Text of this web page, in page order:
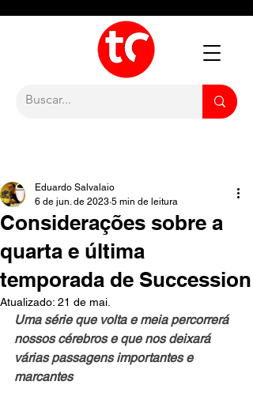
Considerações sobre a
quarta e última
temporada de Succession
Eduardo Salvalaio
6 de jun. de 2023 5 min de leitura
Atualizado: 21 de mai.
Uma série que volta e meia percorrerá
nossos cérebros e que nos deixará
várias passagens importantes e
marcantes